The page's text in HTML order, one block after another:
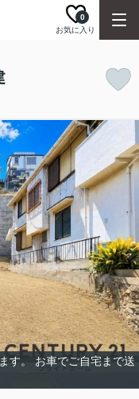
お気に入り
0
す。 お車でご自宅まで送